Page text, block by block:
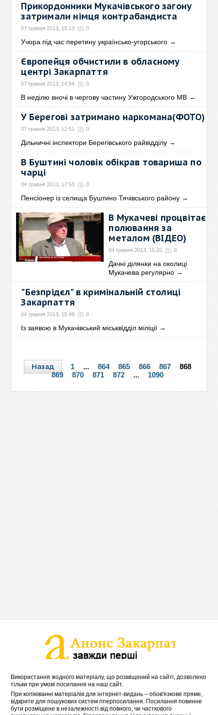
Прикордонники Мукачівського загону
затримали німця контрабандиста
07 травня 2013, 15:13 0
Учора під час перетину українсько-угорського →
Європейця обчистили в обласному
центрі Закарпаття
07 травня 2013, 14:54 0
В неділю вночі в чергову частину Ужгородського МВ →
У Берегові затримано наркомана(ФОТО)
07 травня 2013, 12:51 0
Дільничні інспектори Берегівського райвідділу →
В Буштині чоловік обікрав товариша по
чарці
04 травня 2013, 17:53 0
Пенсіонер із селища Буштино Тячівського району →
В Мукачеві процвітає
полювання за
металом (ВІДЕО)
04 травня 2013, 16:20 0
Дачні ділянки на околиці
Мукачева регулярно →
"Безпрідєл" в кримінальній столиці
Закарпаття
04 травня 2013, 15:48 0
Із заявою в Мукачівський міськвідділ міліції →
Назад 1 ... 864 865 866 867
868
869
870 871 872 ... 1090
Використання жодного матеріалу, що розміщений на сайті, дозволено
тільки при умові посилання на наш сайт.
При копіюванні матеріалів для інтернет-видань – обов'язкове пряме,
відкрите для пошукових систем гіперпосилання. Посилання повинне
бути розміщене в незалежності від повного, чи часткового